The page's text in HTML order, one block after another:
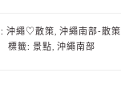
沖繩♡散策 沖繩南部‐散策
標籤: 景點 沖繩南部